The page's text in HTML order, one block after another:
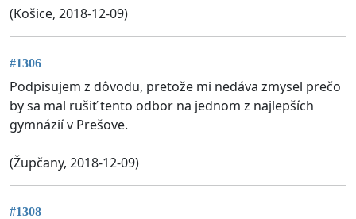
(Košice, 2018-12-09)
#1306
Podpisujem z dôvodu, pretože mi nedáva zmysel prečo
by sa mal rušiť tento odbor na jednom z najlepších
gymnázií v Prešove.
(Župčany, 2018-12-09)
#1308